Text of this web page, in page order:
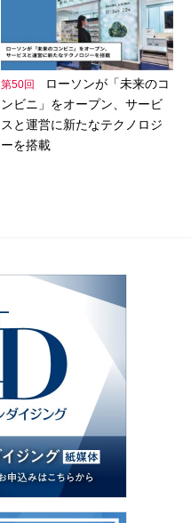
第50回
ローソンが「未来のコ
ンビニ」をオープン、サービ
スと運営に新たなテクノロジ
ーを搭載